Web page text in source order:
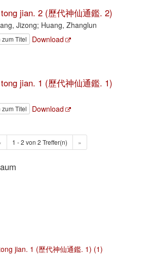
jian. 2 (歷代神仙通鑑. 2)
Jizong; Huang, Zhanglun
Titel Download
jian. 1 (歷代神仙通鑑. 1)
Titel Download
1 - 2 von 2 Treffer(n) »
jian. 1 (歷代神仙通鑑. 1) (1)